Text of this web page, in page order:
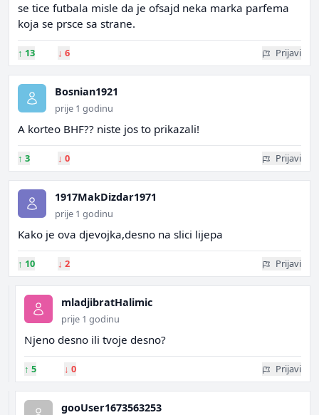
se tice futbala misle da je ofsajd neka marka parfema
koja se prsce sa strane.
↑ 13 ↓ 6 Prijavi
Bosnian1921
prije 1 godinu
A korteo BHF?? niste jos to prikazali!
↑ 3 ↓ 0 Prijavi
1917MakDizdar1971
prije 1 godinu
Kako je ova djevojka,desno na slici lijepa
↑ 10 ↓ 2 Prijavi
mladjibratHalimic
prije 1 godinu
Njeno desno ili tvoje desno?
↑ 5 ↓ 0 Prijavi
gooUser1673563253